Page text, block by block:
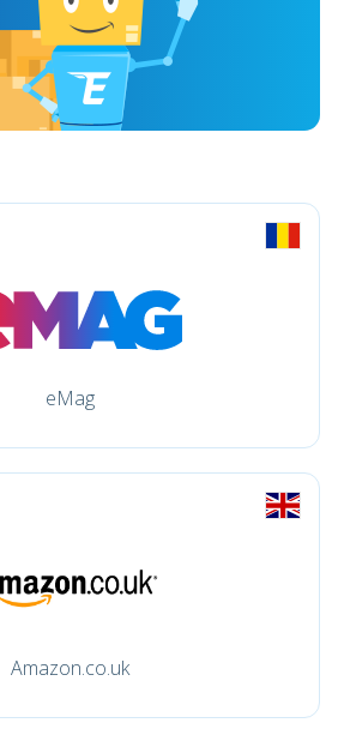
eMag
Amazon.co.uk